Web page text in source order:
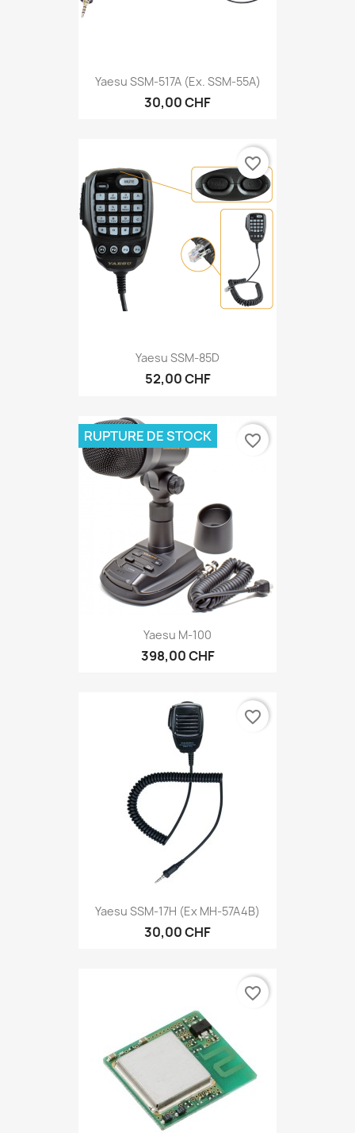
Yaesu SSM-517A (ex. SSM-55A)
30,00 CHF
Yaesu SSM-85D
52,00 CHF
favorite_border
Yaesu M-100
398,00 CHF
RUPTURE DE STOCK favorite_border
Yaesu SSM-17H (ex MH-57A4B)
30,00 CHF
favorite_border
favorite_border